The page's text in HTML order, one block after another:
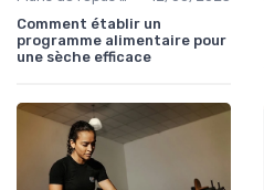
Comment établir un
programme alimentaire pour
une sèche efficace